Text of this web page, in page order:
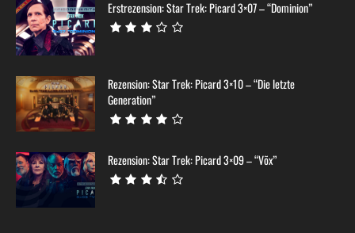
Erstrezension: Star Trek: Picard 3×07 – “Dominion”
Rezension: Star Trek: Picard 3×10 – “Die letzte
Generation”
Rezension: Star Trek: Picard 3×09 – “Võx”